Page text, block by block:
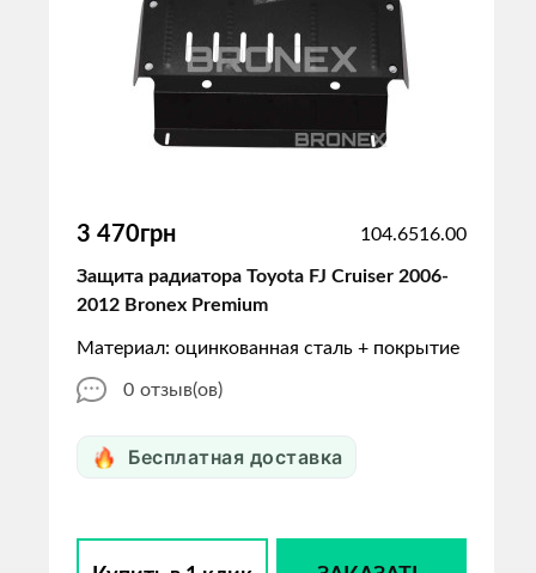
3 470грн 104.6516.00
Защита радиатора Toyota FJ Cruiser 2006-
2012 Bronex Premium
Материал: оцинкованная сталь + покрытие
0 отзыв(ов)
Бесплатная доставка